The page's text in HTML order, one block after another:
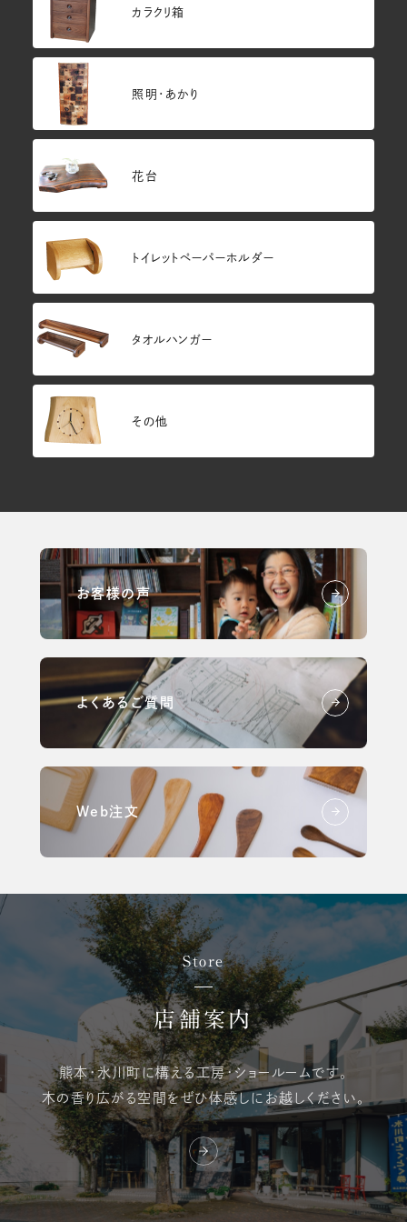
カラクリ箱
照明・あかり
花台
トイレットペーパーホルダー
タオルハンガー
その他
お客様の声
よくあるご質問
Web注文
Store
店舗案内
熊本・氷川町に構える工房・ショールームです。
木の香り広がる空間をぜひ体感しにお越しください。